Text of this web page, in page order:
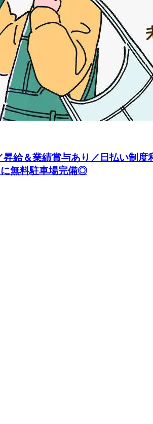
給＆業績賞与あり／日払い制
に無料駐車場完備◎